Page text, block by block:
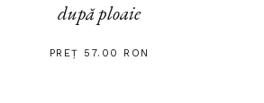
după ploaie
PREȚ 57.00 RON